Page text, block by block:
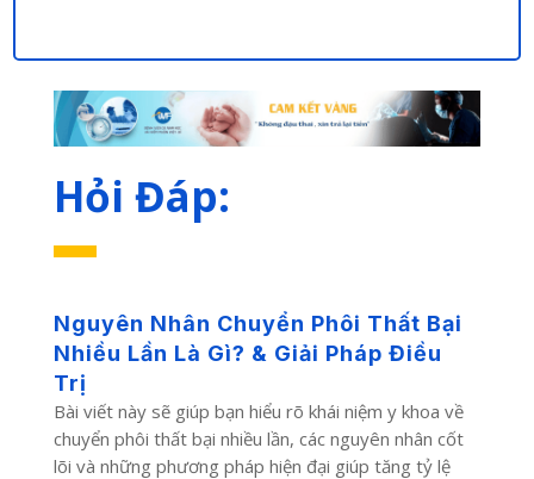
Hỏi Đáp:
Nguyên Nhân Chuyển Phôi Thất Bại
Nhiều Lần Là Gì? & Giải Pháp Điều
Trị
Bài viết này sẽ giúp bạn hiểu rõ khái niệm y khoa về
chuyển phôi thất bại nhiều lần, các nguyên nhân cốt
lõi và những phương pháp hiện đại giúp tăng tỷ lệ